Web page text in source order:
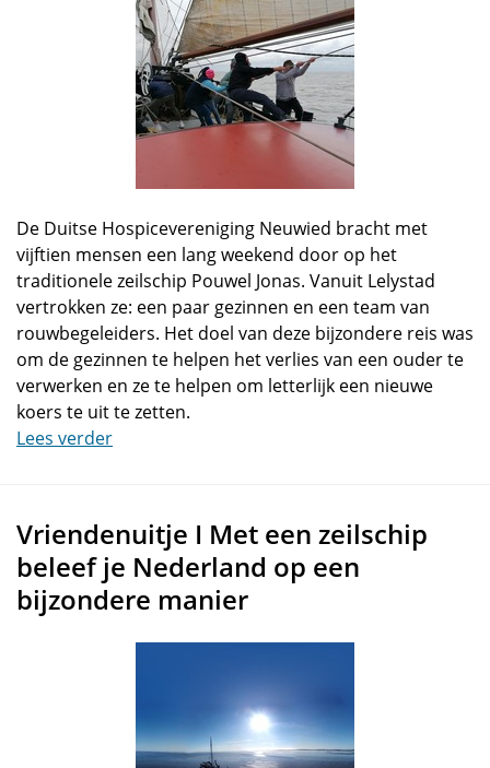
De Duitse Hospicevereniging Neuwied bracht met
vijftien mensen een lang weekend door op het
traditionele zeilschip Pouwel Jonas. Vanuit Lelystad
vertrokken ze: een paar gezinnen en een team van
rouwbegeleiders. Het doel van deze bijzondere reis was
om de gezinnen te helpen het verlies van een ouder te
verwerken en ze te helpen om letterlijk een nieuwe
koers te uit te zetten.
Lees verder
Vriendenuitje I Met een zeilschip
beleef je Nederland op een
bijzondere manier